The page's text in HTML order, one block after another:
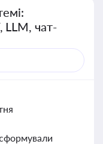
LLM, чат-